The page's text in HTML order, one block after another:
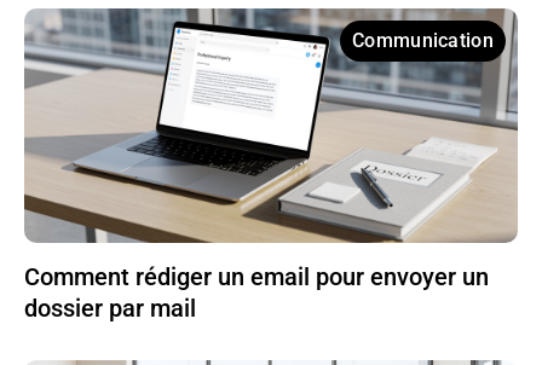
Communication
Comment rédiger un email pour envoyer un
dossier par mail